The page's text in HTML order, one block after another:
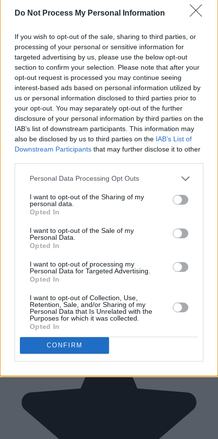
Do Not Process My Personal Information
If you wish to opt-out of the sale, sharing to third parties, or
processing of your personal or sensitive information for
targeted advertising by us, please use the below opt-out
section to confirm your selection. Please note that after your
opt-out request is processed you may continue seeing
interest-based ads based on personal information utilized by
us or personal information disclosed to third parties prior to
your opt-out. You may separately opt-out of the further
disclosure of your personal information by third parties on the
IAB’s list of downstream participants. This information may
also be disclosed by us to third parties on the IAB’s List of
Downstream Participants that may further disclose it to other
Personal Data Processing Opt Outs
I want to opt-out of the Sharing of my
personal data.
Opted In
I want to opt-out of the Sale of my
Personal Data.
Opted In
I want to opt-out of processing my
Personal Data for Targeted Advertising.
Opted In
I want to opt-out of Collection, Use,
Retention, Sale, and/or Sharing of my
Personal Data that Is Unrelated with the
Purposes for which it was collected.
Opted In
CONFIRM